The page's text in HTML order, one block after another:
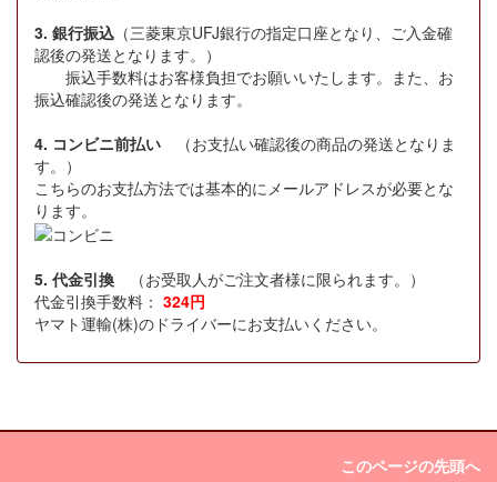
3. 銀行振込 （三菱東京UFJ銀行の指定口座となり、ご入金確
認後の発送となります。）
振込手数料はお客様負担でお願いいたします。また、お
振込確認後の発送となります。
4. コンビニ前払い （お支払い確認後の商品の発送となりま
す。）
こちらのお支払方法では基本的にメールアドレスが必要とな
ります。
5. 代金引換 （お受取人がご注文者様に限られます。）
代金引換手数料： 324円
ヤマト運輸(株)のドライバーにお支払いください。
このページの先頭へ